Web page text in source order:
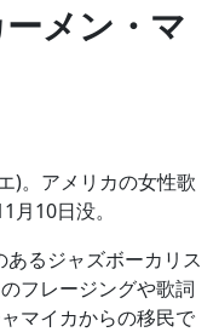
メン・マ
)。アメリカの女性歌
10日没。
るジャズボーカリス
フレージングや歌詞
マイカからの移民で